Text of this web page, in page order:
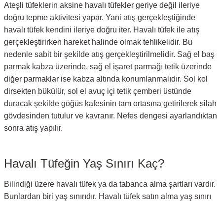
Ateşli tüfeklerin aksine havalı tüfekler geriye değil ileriye
doğru tepme aktivitesi yapar. Yani atış gerçekleştiğinde
havalı tüfek kendini ileriye doğru iter. Havalı tüfek ile atış
gerçekleştirirken hareket halinde olmak tehlikelidir. Bu
nedenle sabit bir şekilde atış gerçekleştirilmelidir. Sağ el baş
parmak kabza üzerinde, sağ el işaret parmağı tetik üzerinde
diğer parmaklar ise kabza altında konumlanmalıdır. Sol kol
dirsekten bükülür, sol el avuç içi tetik çemberi üstünde
duracak şekilde göğüs kafesinin tam ortasına getirilerek silah
gövdesinden tutulur ve kavranır. Nefes dengesi ayarlandıktan
sonra atış yapılır.
Havalı Tüfeğin Yaş Sınırı Kaç?
Bilindiği üzere havalı tüfek ya da tabanca alma şartları vardır.
Bunlardan biri yaş sınırıdır. Havalı tüfek satın alma yaş sınırı